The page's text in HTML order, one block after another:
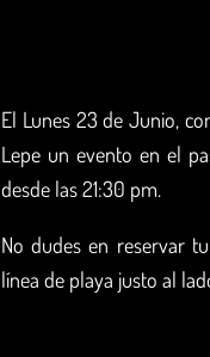
El Lunes 23 de Junio,
Lepe un evento en el
desde las 21:30 pm.
No dudes en reservar
línea de playa justo al